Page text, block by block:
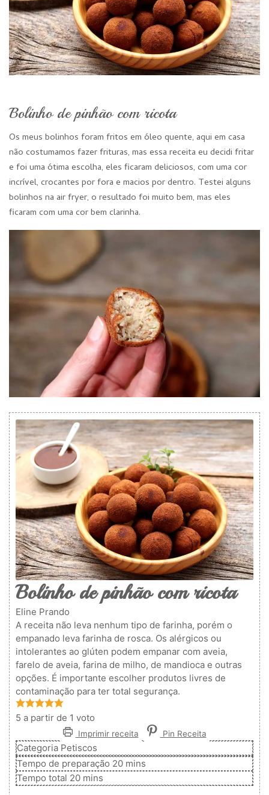
Bolinho de pinhão com ricota
Os meus bolinhos foram fritos em óleo quente, aqui em casa
não costumamos fazer frituras, mas essa receita eu decidi fritar
e foi uma ótima escolha, eles ficaram deliciosos, com uma cor
incrível, crocantes por fora e macios por dentro. Testei alguns
bolinhos na air fryer, o resultado foi muito bem, mas eles
ficaram com uma cor bem clarinha.
Bolinho de pinhão com ricota
Eline Prando
A receita não leva nenhum tipo de farinha, porém o
empanado leva farinha de rosca. Os alérgicos ou
intolerantes ao glúten podem empanar com aveia,
farelo de aveia, farina de milho, de mandioca e outras
opções. É importante escolher produtos livres de
contaminação para ter total segurança.
5 a partir de 1 voto
Imprimir receita Pin Receita
Categoria Petiscos
Tempo de preparação 20minutos
mins
Tempo total 20minutos
mins